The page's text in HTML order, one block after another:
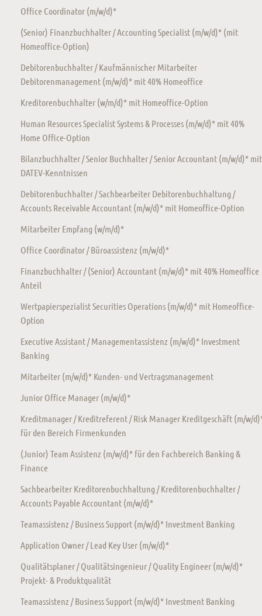
Office Coordinator (m/w/d)*
(Senior) Finanzbuchhalter / Accounting Specialist (m/w/d)* (mit
Homeoffice-Option)
Debitorenbuchhalter / Kaufmännischer Mitarbeiter
Debitorenmanagement (m/w/d)* mit 40% Homeoffice
Kreditorenbuchhalter (w/m/d)* mit Homeoffice-Option
Human Resources Specialist Systems & Processes (m/w/d)* mit 40%
Home Office-Option
Bilanzbuchhalter / Senior Buchhalter / Senior Accountant (m/w/d)* mit
DATEV-Kenntnissen
Debitorenbuchhalter / Sachbearbeiter Debitorenbuchhaltung /
Accounts Receivable Accountant (m/w/d)* mit Homeoffice-Option
Mitarbeiter Empfang (w/m/d)*
Office Coordinator / Büroassistenz (m/w/d)*
Finanzbuchhalter / (Senior) Accountant (m/w/d)* mit 40% Homeoffice
Anteil
Wertpapierspezialist Securities Operations (m/w/d)* mit Homeoffice-
Option
Executive Assistant / Managementassistenz (m/w/d)* Investment
Banking
Mitarbeiter (m/w/d)* Kunden- und Vertragsmanagement
Junior Office Manager (m/w/d)*
Kreditmanager / Kreditreferent / Risk Manager Kreditgeschäft (m/w/
für den Bereich Firmenkunden
(Junior) Team Assistenz (m/w/d)* für den Fachbereich Banking &
Finance
Sachbearbeiter Kreditorenbuchhaltung / Kreditorenbuchhalter /
Accounts Payable Accountant (m/w/d)*
Teamassistenz / Business Support (m/w/d)* Investment Banking
Application Owner / Lead Key User (m/w/d)*
Qualitätsplaner / Qualitätsingenieur / Quality Engineer (m/w/d)*
Projekt- & Produktqualität
Teamassistenz / Business Support (m/w/d)* Investment Banking